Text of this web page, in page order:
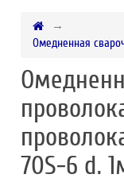
Омедненная
70S-6 d.